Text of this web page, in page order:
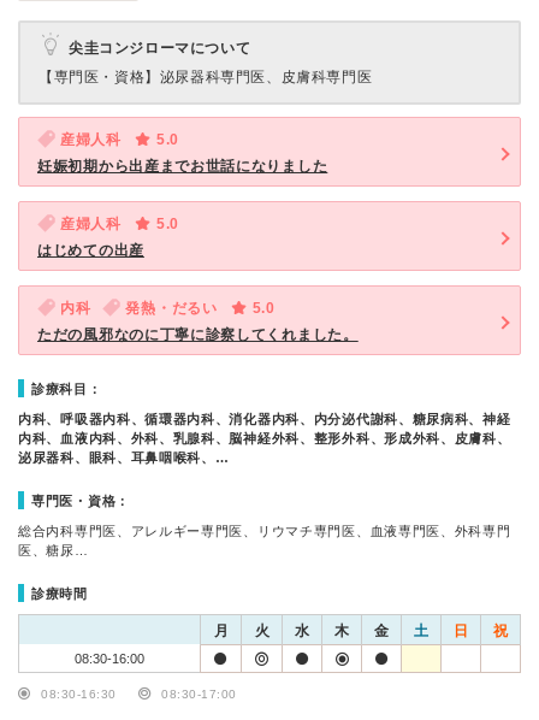
尖圭コンジローマについて
【専門医・資格】 泌尿器科専門医、皮膚科専門医
産婦人科
5.0
妊娠初期から出産までお世話になりました
産婦人科
5.0
はじめての出産
内科 発熱・だるい
5.0
ただの風邪なのに丁寧に診察してくれました。
診療科目：
内科、呼吸器内科、循環器内科、消化器内科、内分泌代謝科、糖尿病科、神経
内科、血液内科、外科、乳腺科、脳神経外科、整形外科、形成外科、皮膚科、
泌尿器科、眼科、耳鼻咽喉科、…
専門医・資格：
総合内科専門医、アレルギー専門医、リウマチ専門医、血液専門医、外科専門
医、糖尿…
診療時間
月 火 水 木 金 土 日 祝
08:30-16:00
08:30-16:30 08:30-17:00